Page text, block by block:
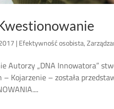
| Efektywność osobista,
Autorzy „DNA Innowatora”
Kojarzenie – została